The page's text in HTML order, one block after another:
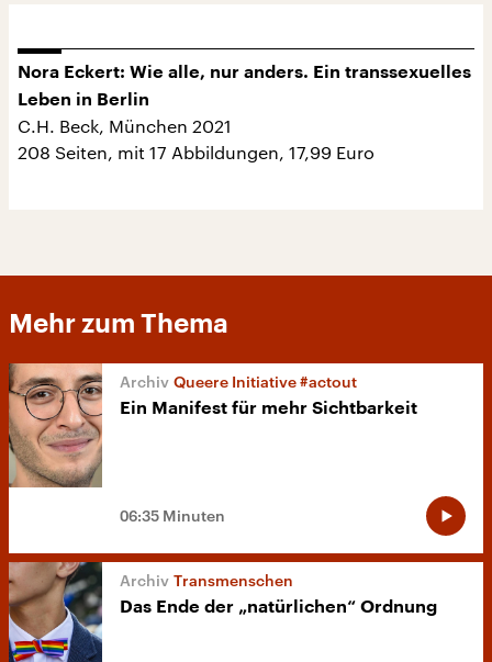
Nora Eckert: Wie alle, nur anders. Ein transsexuelles
Leben in Berlin
C.H. Beck, München 2021
208 Seiten, mit 17 Abbildungen, 17,99 Euro
Mehr zum Thema
Queere Initiative #actout
Ein Manifest für mehr Sichtbarkeit
06:35 Minuten
Transmenschen
Das Ende der „natürlichen“ Ordnung